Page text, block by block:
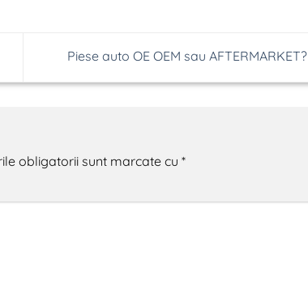
Piese auto OE OEM sau AFTERMARKET?
obligatorii sunt marcate cu *